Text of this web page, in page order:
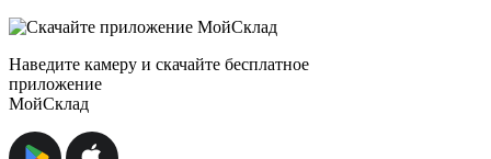
Наведите камеру и скачайте бесплатное
приложение
МойСклад